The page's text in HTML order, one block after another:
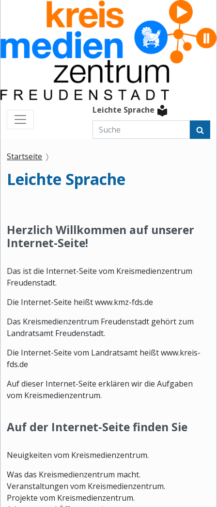
Leichte Sprache
Startseite
Leichte Sprache
Herzlich Willkommen auf unserer
Internet-Seite!
Das ist die Internet-Seite vom Kreismedienzentrum
Freudenstadt.
Die Internet-Seite heißt www.kmz-fds.de
Das Kreismedienzentrum Freudenstadt gehört zum
Landratsamt Freudenstadt.
Die Internet-Seite vom Landratsamt heißt www.kreis-
fds.de
Auf dieser Internet-Seite erklären wir die Aufgaben
vom Kreismedienzentrum.
Auf der Internet-Seite finden Sie
Neuigkeiten vom Kreismedienzentrum.
Was das Kreismedienzentrum macht.
Veranstaltungen vom Kreismedienzentrum.
Projekte vom Kreismedienzentrum.